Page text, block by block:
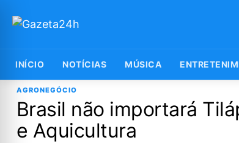
INÍCIO NOTÍCIAS MÚSICA
AGRONEGÓCIO
Brasil não importará
e Aquicultura